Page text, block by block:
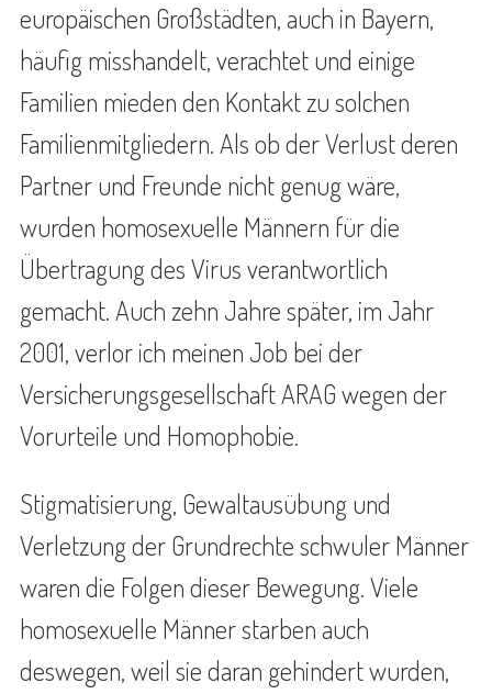
europäischen Großstädten, auch in Bayern,
häufig misshandelt, verachtet und einige
Familien mieden den Kontakt zu solchen
Familienmitgliedern. Als ob der Verlust deren
Partner und Freunde nicht genug wäre,
wurden homosexuelle Männern für die
Übertragung des Virus verantwortlich
gemacht. Auch zehn Jahre später, im Jahr
2001, verlor ich meinen Job bei der
Versicherungsgesellschaft ARAG wegen der
Vorurteile und Homophobie.
Stigmatisierung, Gewaltausübung und
Verletzung der Grundrechte schwuler Männer
waren die Folgen dieser Bewegung. Viele
homosexuelle Männer starben auch
deswegen, weil sie daran gehindert wurden,